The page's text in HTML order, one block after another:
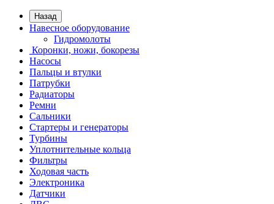
Назад
Навесное оборудование
Гидромолоты
Коронки, ножи, бокорезы
Насосы
Пальцы и втулки
Патрубки
Радиаторы
Ремни
Сальники
Стартеры и генераторы
Турбины
Уплотнительные кольца
Фильтры
Ходовая часть
Электроника
Датчики